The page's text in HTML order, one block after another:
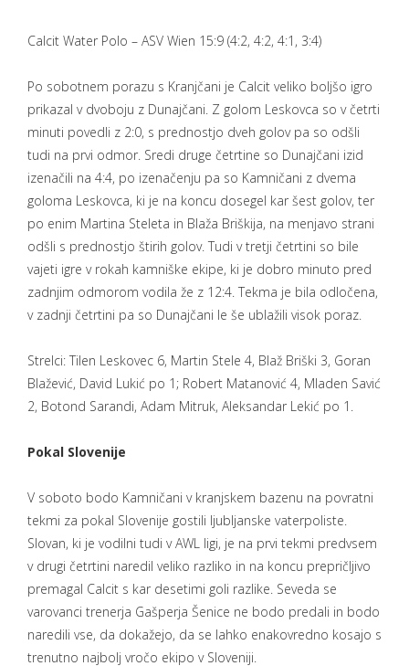
Calcit Water Polo – ASV Wien 15:9 (4:2, 4:2, 4:1, 3:4)
Po sobotnem porazu s Kranjčani je Calcit veliko boljšo igro
prikazal v dvoboju z Dunajčani. Z golom Leskovca so v četrti
minuti povedli z 2:0, s prednostjo dveh golov pa so odšli
tudi na prvi odmor. Sredi druge četrtine so Dunajčani izid
izenačili na 4:4, po izenačenju pa so Kamničani z dvema
goloma Leskovca, ki je na koncu dosegel kar šest golov, ter
po enim Martina Steleta in Blaža Briškija, na menjavo strani
odšli s prednostjo štirih golov. Tudi v tretji četrtini so bile
vajeti igre v rokah kamniške ekipe, ki je dobro minuto pred
zadnjim odmorom vodila že z 12:4. Tekma je bila odločena,
v zadnji četrtini pa so Dunajčani le še ublažili visok poraz.
Strelci: Tilen Leskovec 6, Martin Stele 4, Blaž Briški 3, Goran
Blažević, David Lukić po 1; Robert Matanović 4, Mladen Savić
2, Botond Sarandi, Adam Mitruk, Aleksandar Lekić po 1.
Pokal Slovenije
V soboto bodo Kamničani v kranjskem bazenu na povratni
tekmi za pokal Slovenije gostili ljubljanske vaterpoliste.
Slovan, ki je vodilni tudi v AWL ligi, je na prvi tekmi predvsem
v drugi četrtini naredil veliko razliko in na koncu prepričljivo
premagal Calcit s kar desetimi goli razlike. Seveda se
varovanci trenerja Gašperja Šenice ne bodo predali in bodo
naredili vse, da dokažejo, da se lahko enakovredno kosajo s
trenutno najbolj vročo ekipo v Sloveniji.